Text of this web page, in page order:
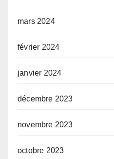
mars 2024
février 2024
janvier 2024
décembre 2023
novembre 2023
octobre 2023